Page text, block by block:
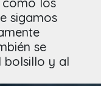
sigamos
se
bolsillo y al